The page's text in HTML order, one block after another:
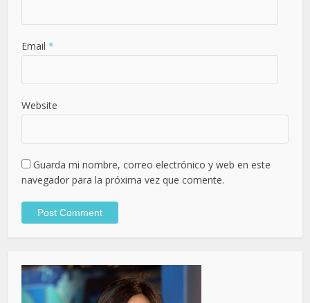
Email *
Website
Guarda mi nombre, correo electrónico y web en este
navegador para la próxima vez que comente.